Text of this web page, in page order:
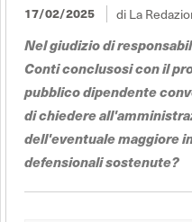
17/02/2025
di La
Nel giudizio di
Conti conclusosi con il
pubblico dipendente
di chiedere
dell'eventuale maggiore
defensionali sostenute?